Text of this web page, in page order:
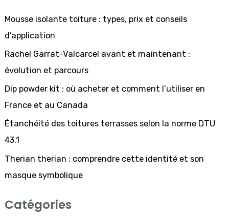
c
h
e
r
:
Mousse isolante toiture : types, prix et conseils
d’application
Rachel Garrat-Valcarcel avant et maintenant :
évolution et parcours
Dip powder kit : où acheter et comment l’utiliser en
France et au Canada
Étanchéité des toitures terrasses selon la norme DTU
43.1
Therian therian : comprendre cette identité et son
masque symbolique
Catégories